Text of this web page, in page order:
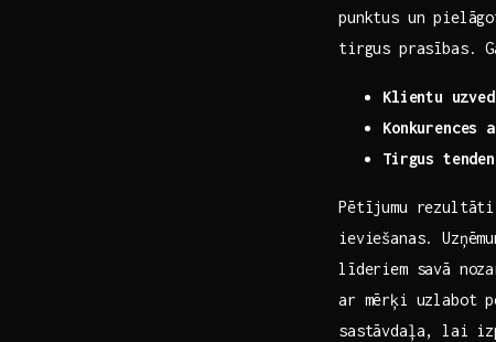
punktus un
tirgus prasības.
Klientu
Konkurences
Tirgus‍
Pētījumu rezultāti⁢
ieviešanas.
līderiem​ savā
ar ‌mērķi uzlabot
sastāvdaļa, lai